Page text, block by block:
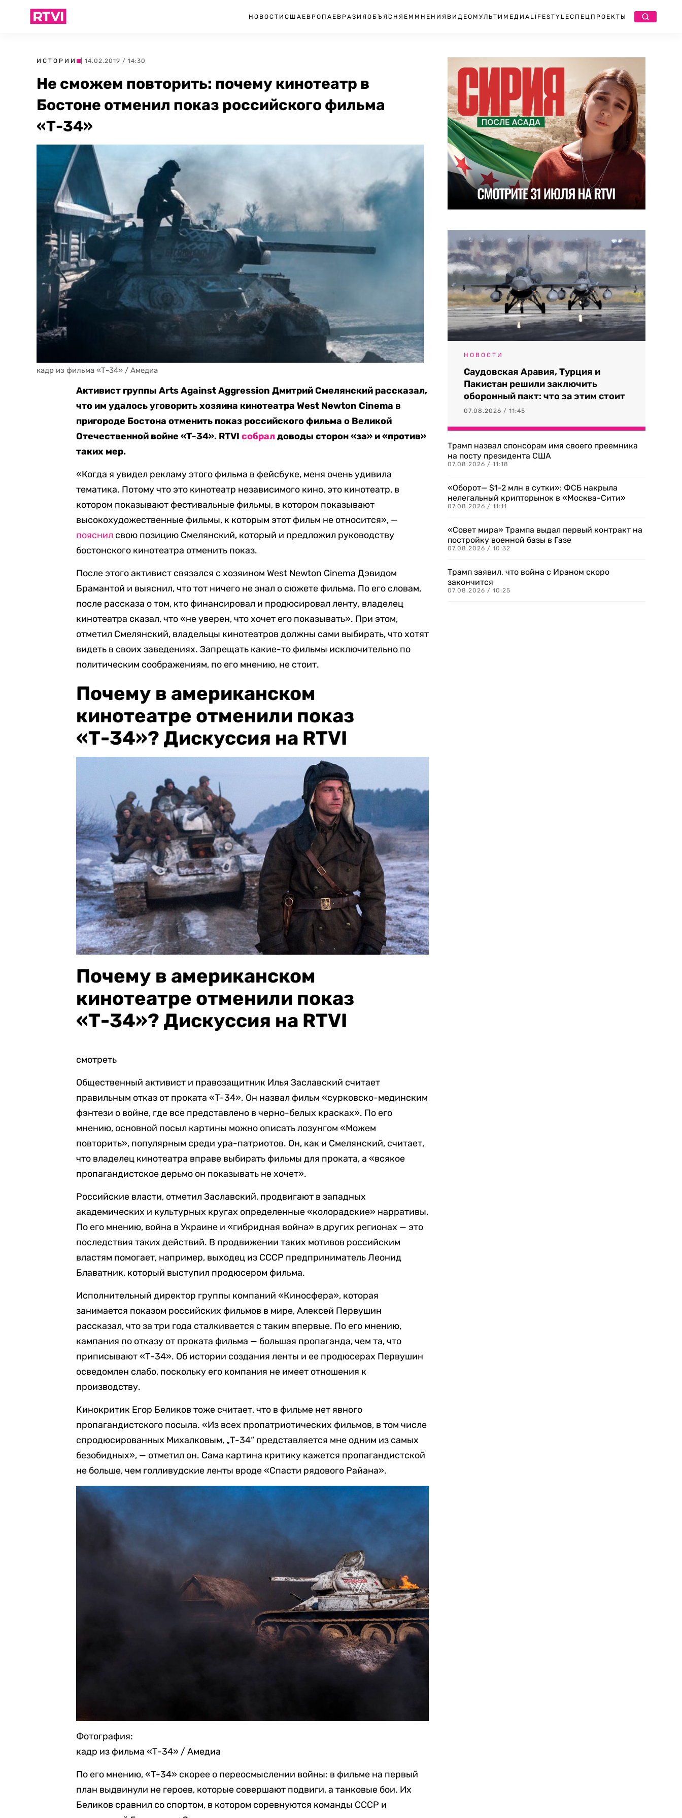
НОВОСТИ США ЕВРОПА ЕВРАЗИЯ ОБЪЯСНЯЕМ МНЕНИЯ ВИДЕО МУЛЬТИМЕДИА LIFESTYLEСПЕЦПРОЕКТЫ
ИСТОРИИ | 14.02.2019 / 14:30
Не сможем повторить: почему кинотеатр в
Бостоне отменил показ российского фильма
«Т-34»
кадр из фильма «Т-34» / Амедиа
Активист группы Arts Against Aggression Дмитрий Смелянский рассказал,
что им удалось уговорить хозяина кинотеатра West Newton Cinema в
пригороде Бостона отменить показ российского фильма о Великой
Отечественной войне «Т-34». RTVI собралдоводы сторон «за» и «против»
таких мер.
«Когда я увидел рекламу этого фильма в фейсбуке, меня очень удивила
тематика. Потому что это кинотеатр независимого кино, это кинотеатр, в
котором показывают фестивальные фильмы, в котором показывают
высокохудожественные фильмы, к которым этот фильм не относится», —
пояснил свою позицию Смелянский, который и предложил руководству
бостонского кинотеатра отменить показ.
После этого активист связался с хозяином West Newton Cinema Дэвидом
Брамантой и выяснил, что тот ничего не знал о сюжете фильма. По его словам,
после рассказа о том, кто финансировал и продюсировал ленту, владелец
кинотеатра сказал, что «не уверен, что хочет его показывать». При этом,
отметил Смелянский, владельцы кинотеатров должны сами выбирать, что хотят
видеть в своих заведениях. Запрещать какие-то фильмы исключительно по
политическим соображениям, по его мнению, не стоит.
Почему в американском
кинотеатре отменили показ
«Т-34»? Дискуссия на RTVI
Почему в американском
кинотеатре отменили показ
«Т-34»? Дискуссия на RTVI
смотреть
Общественный активист и правозащитник Илья Заславский считает
правильным отказ от проката «Т-34». Он назвал фильм «сурковско-мединским
фэнтези о войне, где все представлено в черно-белых красках». По его
мнению, основной посыл картины можно описать лозунгом «Можем
повторить», популярным среди ура-патриотов. Он, как и Смелянский, считает,
что владелец кинотеатра вправе выбирать фильмы для проката, а «всякое
пропагандистское дерьмо он показывать не хочет».
Российские власти, отметил Заславский, продвигают в западных
академических и культурных кругах определенные «колорадские» нарративы.
По его мнению, война в Украине и «гибридная война» в других регионах — это
последствия таких действий. В продвижении таких мотивов российским
властям помогает, например, выходец из СССР предприниматель Леонид
Блаватник, который выступил продюсером фильма.
Исполнительный директор группы компаний «Киносфера», которая
занимается показом российских фильмов в мире, Алексей Первушин
рассказал, что за три года сталкивается с таким впервые. По его мнению,
кампания по отказу от проката фильма — большая пропаганда, чем та, что
приписывают «Т-34». Об истории создания ленты и ее продюсерах Первушин
осведомлен слабо, поскольку его компания не имеет отношения к
производству.
Кинокритик Егор Беликов тоже считает, что в фильме нет явного
пропагандистского посыла. «Из всех пропатриотических фильмов, в том числе
спродюсированных Михалковым, „Т-34“ представляется мне одним из самых
безобидных», — отметил он. Сама картина критику кажется пропагандистской
не больше, чем голливудские ленты вроде «Спасти рядового Райана».
Фотография:
кадр из фильма «Т-34» / Амедиа
По его мнению, «Т-34» скорее о переосмыслении войны: в фильме на первый
план выдвинули не героев, которые совершают подвиги, а танковые бои. Их
Беликов сравнил со спортом, в котором соревнуются команды СССР и
НОВОСТИ
Саудовская Аравия, Турция и
Пакистан решили заключить
оборонный пакт: что за этим стоит
07.08.2026 / 11:45
Трамп назвал спонсорам имя своего преемника
на посту президента США
07.08.2026 / 11:18
«Оборот— $1-2 млн в сутки»: ФСБ накрыла
нелегальный крипторынок в «Москва-Сити»
07.08.2026 / 11:11
«Совет мира» Трампа выдал первый контракт на
постройку военной базы в Газе
07.08.2026 / 10:32
Трамп заявил, что война с Ираном скоро
закончится
07.08.2026 / 10:25